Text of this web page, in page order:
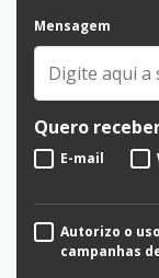
Mensagem
Quero
E-mail
Autorizo o
campanhas